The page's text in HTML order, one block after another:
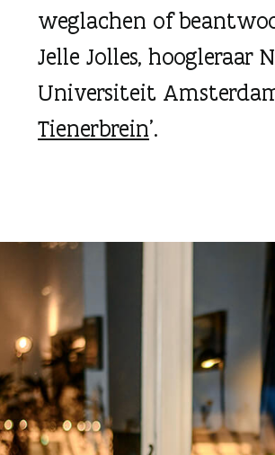
weglachen of
Jelle Jolles, hoogleraar
Universiteit
Tienerbrein’.